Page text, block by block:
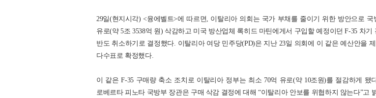
29일(현지시각) <융에벨트>에 따르면, 이탈리아 의회는 국가 부채를 줄이기 위한 방안으로 국
유로(약 5조 3538억 원) 삭감하고 미국 방산업체 록히드 마틴에게서 구입할 예정이던 F-35 차기
반도 취소하기로 결정했다. 이탈리아 여당 민주당(PD)은 지난 23일 의회에 이 같은 예산안을
다수표로 확정했다.
이 같은 F-35 구매량 축소 조치로 이탈리아 정부는 최소 70억 유로(약 10조원)를 절감하게 됐
로베르타 피노타 국방부 장관은 구매 삭감 결정에 대해 “이탈리아 안보를 위협하지 않는다”고